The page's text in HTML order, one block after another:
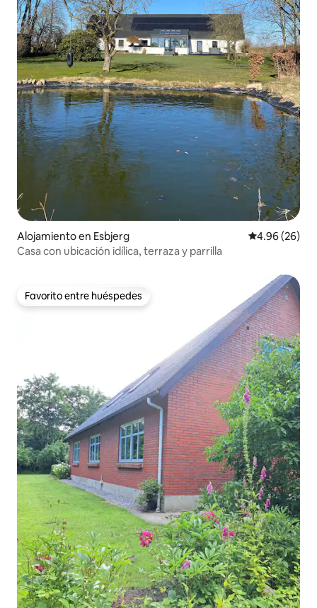
Alojamiento en Esbjerg Calificación
4.96 (26)
Casa con ubicación idílica, terraza y parrilla
Favorito entre huéspedes
Favorito entre huéspedes